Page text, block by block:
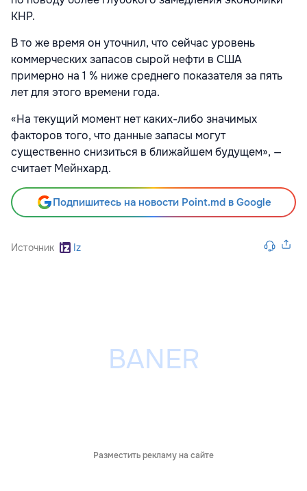
КНР.
В то же время он уточнил, что сейчас уровень
коммерческих запасов сырой нефти в США
примерно на 1 % ниже среднего показателя за пять
лет для этого времени года.
«На текущий момент нет каких-либо значимых
факторов того, что данные запасы могут
существенно снизиться в ближайшем будущем», —
считает Мейнхард.
Подпишитесь на новости Point.md в Google
Источник Iz
Разместить рекламу на сайте